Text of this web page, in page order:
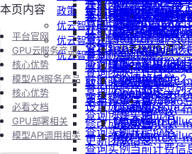
无卡模式
使用Clawdbot连接
获取可用机型列表
获取机型族列表
查询软件端口映射列
查询模型仓库模型列
获取实例监控数据
变更实例计费方式
查询创建实例价格
查询实例升配价格
查询实例当前计费信
查询镜像制作进度
共享/取消共享镜像
发布镜像到社区
收藏镜像
取消收藏镜像
更新镜像信息
获取团队详情
查询已创建的团队列
查询团队邀请记录
查询已加入的团队列
查询团队操作日志
查询成员产品类型列
设置成员额度
修改成员角色
更新团队信息
Claude
DeepSeek-
思考模型配置
说明
Doubao
明
Qwen-Image-
Qwen-Image
stepfun-ai/
flux.1-dev
flux-kontext-
flux-kontext-
flux-kontext-
flux-kontext-
flux-kontext-
flux-kontext-
Vidu/参
Vidu/首
Vidu/视
Vidu/对
Wan-AI/
Wan-AI/
Wan-AI/
Wan-AI/
OpenAI/
OpenAI/
OpenAI/
OpenAI/
MiniMax/
MiniMax/
MiniMax/
通义千问
AnythingLLM
纳米AI
n8n
GPT4All
Cherry Studio
Chatbox
ChatHub
ChatWise
OpenWeb UI
Obsidian
通过 CLINE 接
通过 UCloud
政策
优云智算用户协议
优云智算云平台安全规则
优云智算激励活动协议
本页内容
平台官网
GPU云服务产品
核心优势
模型API服务产品
核心优势
必看文档
GPU部署相关
模型API调用相关